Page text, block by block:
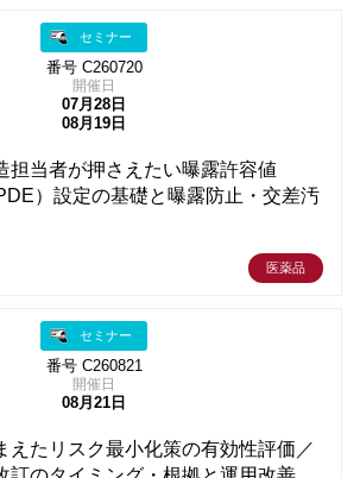
セミナー
番号 C260720
開催日
07月28日
08月19日
担当者が押さえたい曝露許容値
）設定の基礎と曝露防止・交差汚
医薬品
セミナー
番号 C260821
開催日
08月21日
えたリスク最小化策の有効性評価／